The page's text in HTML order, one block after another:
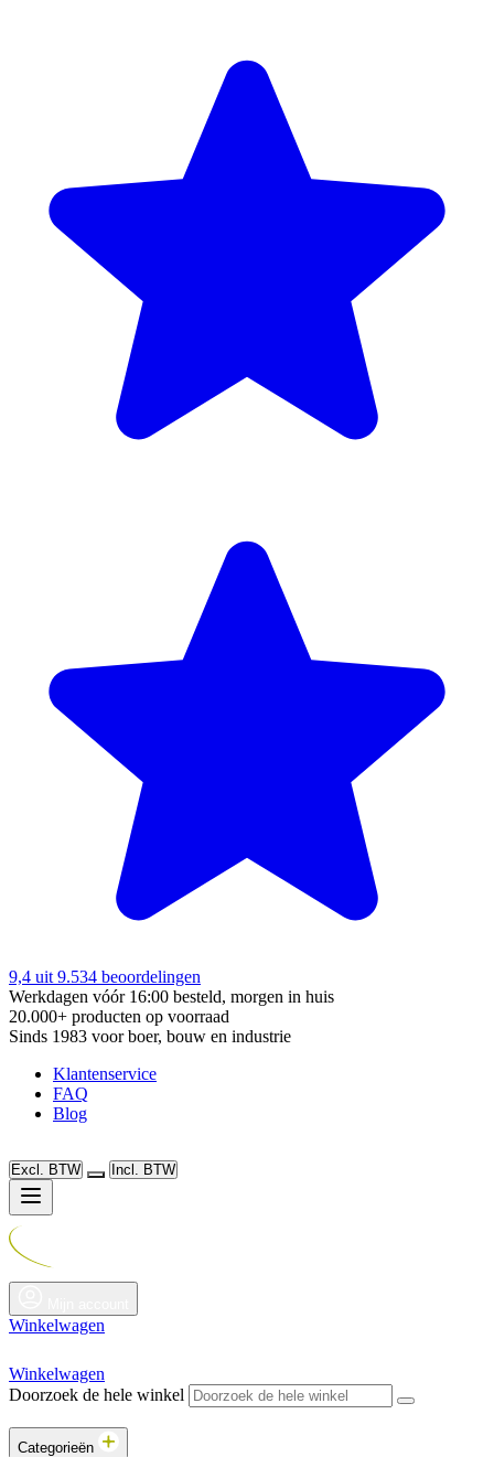
9,4 uit 9.534 beoordelingen
Werkdagen vóór 16:00 besteld, morgen in huis
20.000+ producten op voorraad
Sinds 1983 voor boer, bouw en industrie
Klantenservice
FAQ
Blog
Excl. BTW Incl. BTW
Winkelwagen
Winkelwagen
Doorzoek de hele winkel
Categorieën